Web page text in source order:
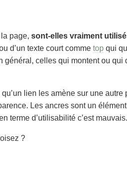
page, sont-elles vraiment
d’un texte court comme top qui
celles qui montent ou qui
lien les amène sur une autre
Les ancres sont un
terme d’utilisabilité c’est mauvais.
?